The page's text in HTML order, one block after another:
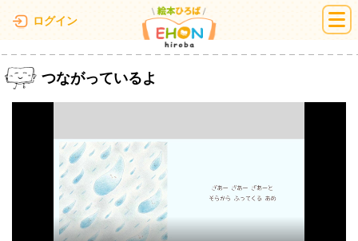
ログイン 絵本ひろば
つながっているよ